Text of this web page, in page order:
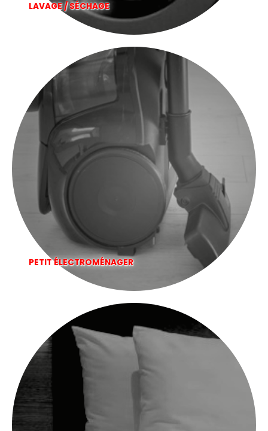
LAVAGE / SÉCHAGE
PETIT ÉLECTROMÉNAGER